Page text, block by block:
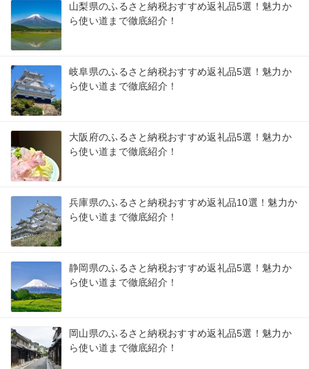
山梨県のふるさと納税おすすめ返礼品5選！魅力か
ら使い道まで徹底紹介！
岐阜県のふるさと納税おすすめ返礼品5選！魅力か
ら使い道まで徹底紹介！
大阪府のふるさと納税おすすめ返礼品5選！魅力か
ら使い道まで徹底紹介！
兵庫県のふるさと納税おすすめ返礼品10選！魅力か
ら使い道まで徹底紹介！
静岡県のふるさと納税おすすめ返礼品5選！魅力か
ら使い道まで徹底紹介！
岡山県のふるさと納税おすすめ返礼品5選！魅力か
ら使い道まで徹底紹介！